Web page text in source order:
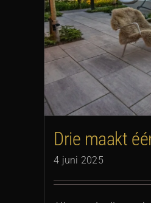
Drie maakt
4 juni 2025